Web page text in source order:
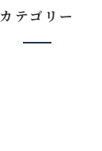
カテゴリー